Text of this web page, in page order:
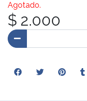
Agotado.
$ 2.000